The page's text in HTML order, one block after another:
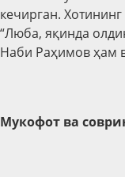
кечирган.
“Люба, яқинда
Наби Раҳимов ҳам
Мукофот ва